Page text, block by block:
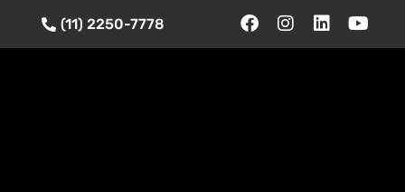
(11) 2250-7778